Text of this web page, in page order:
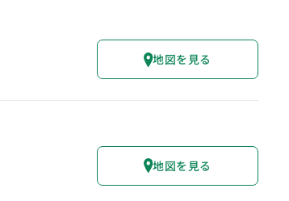
地図を見る
地図を見る